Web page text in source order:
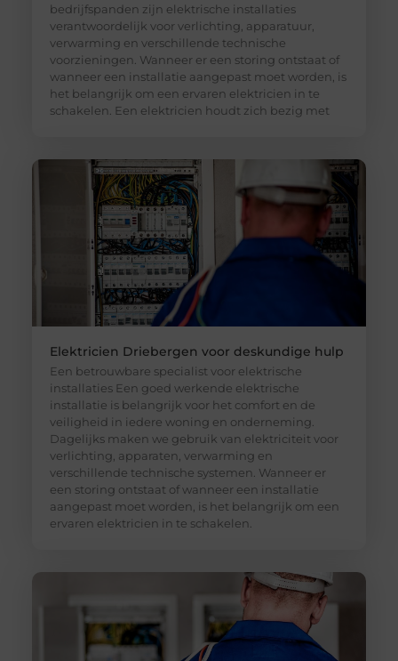
bedrijfspanden zijn elektrische installaties
verantwoordelijk voor verlichting, apparatuur,
verwarming en verschillende technische
voorzieningen. Wanneer er een storing ontstaat of
wanneer een installatie aangepast moet worden, is
het belangrijk om een ervaren elektricien in te
schakelen. Een elektricien houdt zich bezig met
Elektricien Driebergen voor deskundige hulp
Een betrouwbare specialist voor elektrische
installaties Een goed werkende elektrische
installatie is belangrijk voor het comfort en de
veiligheid in iedere woning en onderneming.
Dagelijks maken we gebruik van elektriciteit voor
verlichting, apparaten, verwarming en
verschillende technische systemen. Wanneer er
een storing ontstaat of wanneer een installatie
aangepast moet worden, is het belangrijk om een
ervaren elektricien in te schakelen.